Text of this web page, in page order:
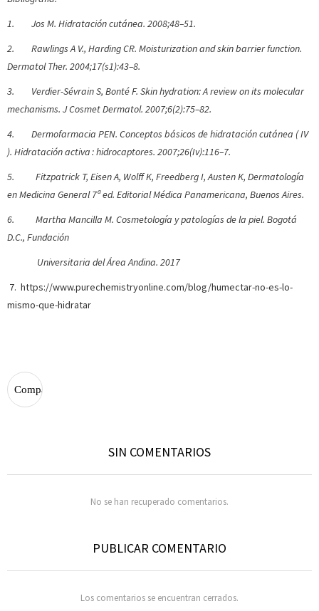
1. Jos M. Hidratación cutánea. 2008;48–51.
2. Rawlings A V., Harding CR. Moisturization and skin barrier function.
Dermatol Ther. 2004;17(s1):43–8.
3. Verdier-Sévrain S, Bonté F. Skin hydration: A review on its molecular
mechanisms. J Cosmet Dermatol. 2007;6(2):75–82.
4. Dermofarmacia PEN. Conceptos básicos de hidratación cutánea ( IV
). Hidratación activa : hidrocaptores. 2007;26(Iv):116–7.
5. Fitzpatrick T, Eisen A, Wolff K, Freedberg I, Austen K, Dermatología
en Medicina General 7ª ed. Editorial Médica Panamericana, Buenos Aires.
6. Martha Mancilla M. Cosmetología y patologías de la piel. Bogotá
D.C., Fundación
Universitaria del Área Andina. 2017
7. https://www.purechemistryonline.com/blog/humectar-no-es-lo-
mismo-que-hidratar
SIN COMENTARIOS
No se han recuperado comentarios.
PUBLICAR COMENTARIO
Los comentarios se encuentran cerrados.